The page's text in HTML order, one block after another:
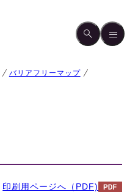
バリアフリーマップ
印刷用ページへ（PDF)